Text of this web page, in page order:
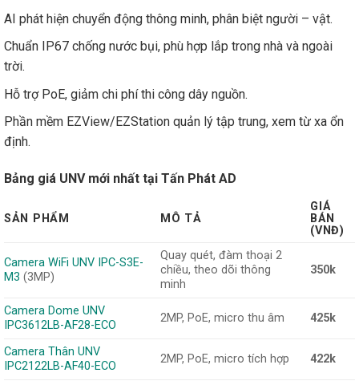
AI phát hiện chuyển động thông minh, phân biệt người – vật.
Chuẩn IP67 chống nước bụi, phù hợp lắp trong nhà và ngoài
trời.
Hỗ trợ PoE, giảm chi phí thi công dây nguồn.
Phần mềm EZView/EZStation quản lý tập trung, xem từ xa ổn
định.
Bảng giá UNV mới nhất tại Tấn Phát AD
SẢN PHẨM MÔ TẢ
GIÁ
BÁN
(VNĐ)
Camera WiFi UNV IPC-S3E-
M3 (3MP)
Quay quét, đàm thoại 2
chiều, theo dõi thông
minh
350k
Camera Dome UNV
IPC3612LB-AF28-ECO
2MP, PoE, micro thu âm 425k
Camera Thân UNV
IPC2122LB-AF40-ECO
2MP, PoE, micro tích hợp 422k